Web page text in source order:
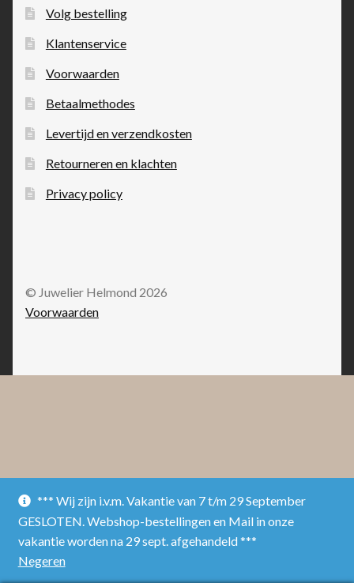
*** Wij zijn i.v.m. Vakantie van 7 t/m 29 September
GESLOTEN. Webshop-bestellingen en Mail in onze
vakantie worden na 29 sept. afgehandeld ***
Negeren
Volg bestelling
Klantenservice
Voorwaarden
Betaalmethodes
Levertijd en verzendkosten
Retourneren en klachten
Privacy policy
© Juwelier Helmond 2026
Voorwaarden